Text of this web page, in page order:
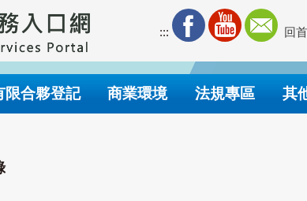
::: 回
限合夥登記 商業環境 法規專區 其